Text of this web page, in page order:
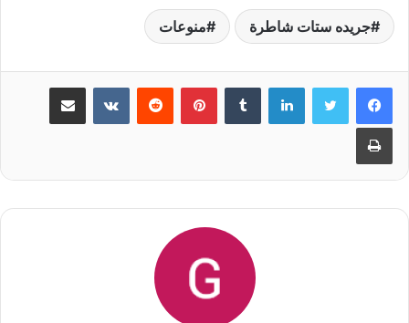
جريده ستات شاطرة منوعات
لينكدإن بينتيريست